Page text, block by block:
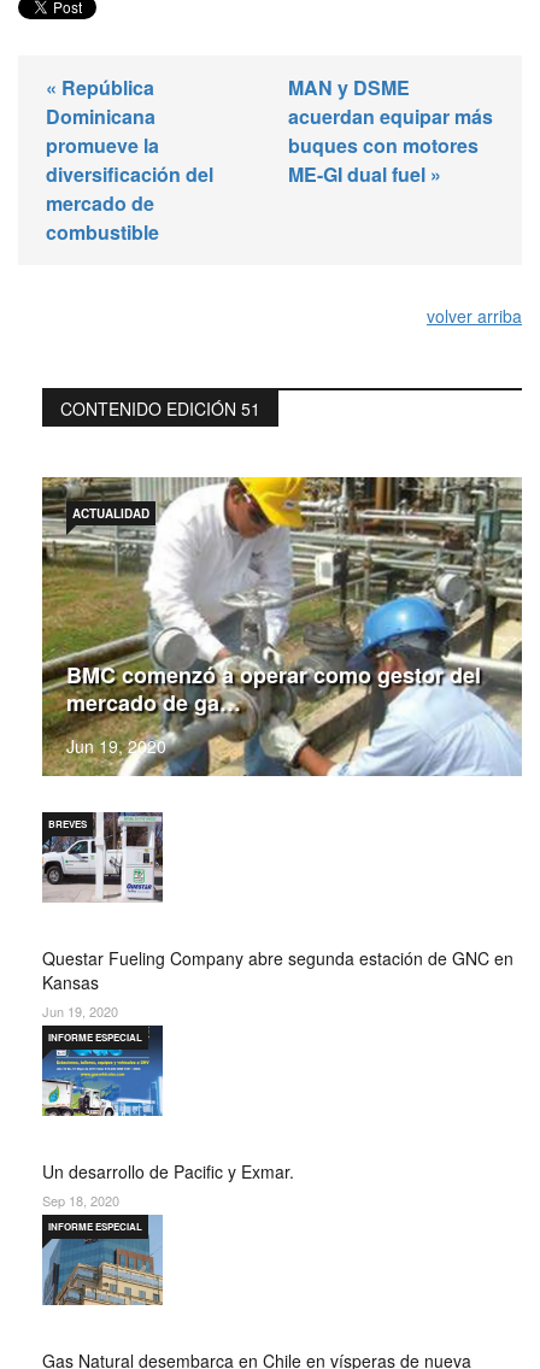
« República
Dominicana
promueve la
diversificación del
mercado de
combustible
MAN y DSME
acuerdan equipar más
buques con motores
ME-GI dual fuel »
volver arriba
CONTENIDO EDICIÓN 51
BMC comenzó a operar como gestor del
mercado de ga…
Jun 19, 2020
ACTUALIDAD
Questar Fueling Company abre segunda estación de GNC en
Kansas
BREVES
Jun 19, 2020
Un desarrollo de Pacific y Exmar.
INFORME ESPECIAL
Sep 18, 2020
Gas Natural desembarca en Chile en vísperas de nueva
INFORME ESPECIAL